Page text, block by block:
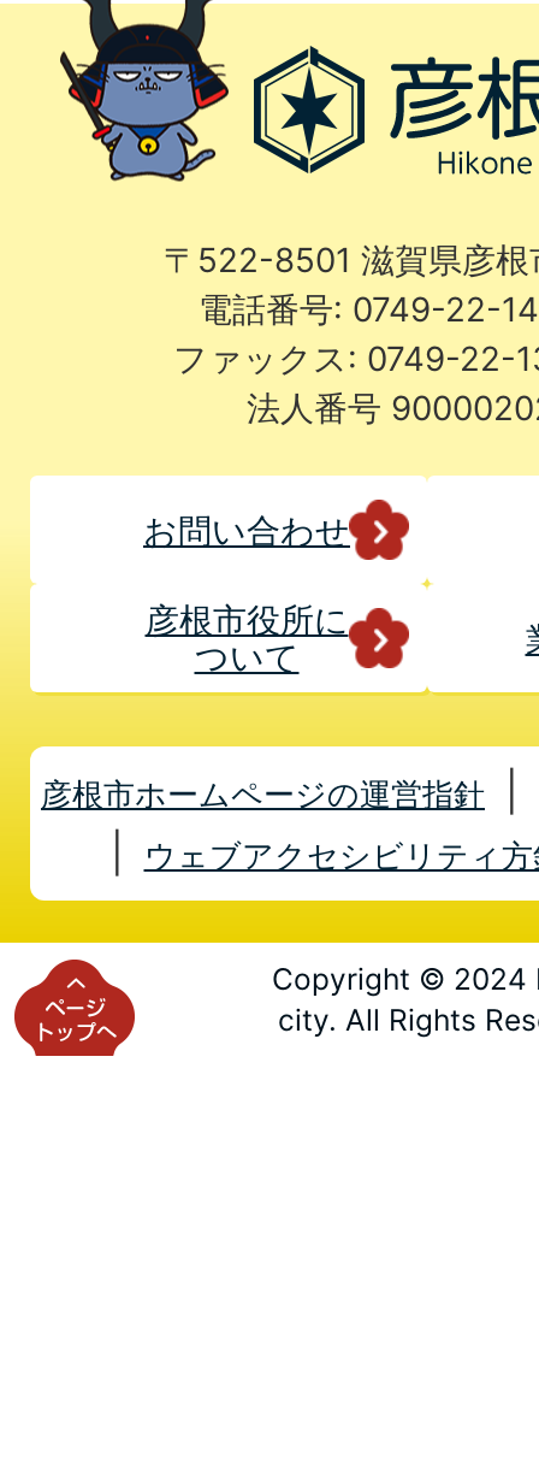
〒522-8501 滋賀県彦
電話番号: 0749-22-
ファックス: 0749-22-
法人番号
お問い合わせ
彦根市役所に
ついて
彦根市ホームページの運営指針
ウェブアクセシビリティ方
Copyright © 2024
city. All Rights